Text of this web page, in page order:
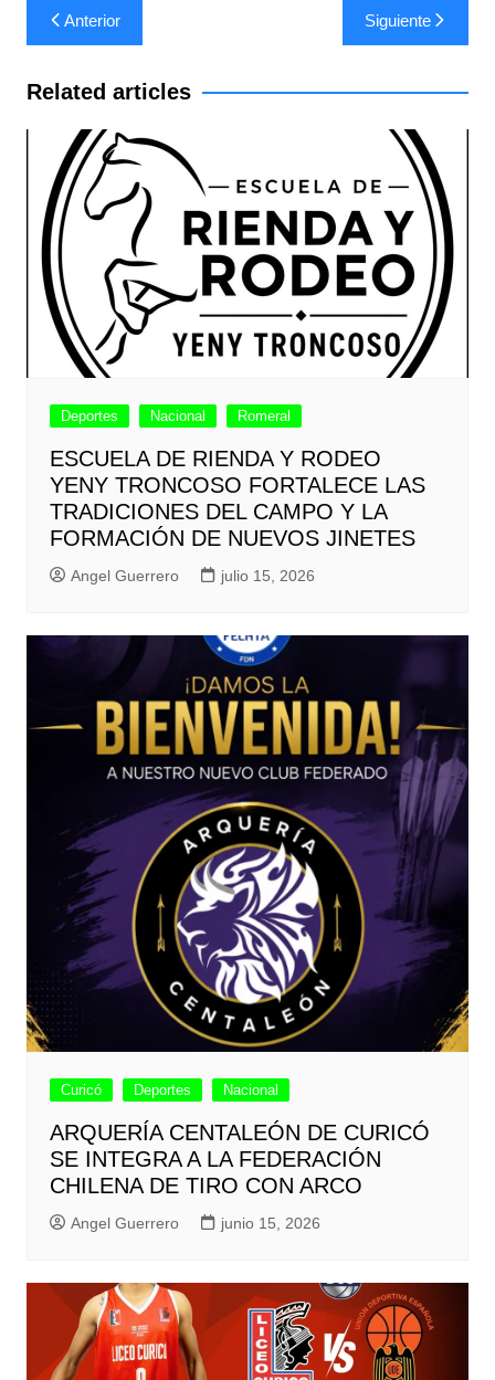
Navegación
de
entradas
Anterior Siguiente
Related articles
Deportes Nacional Romeral
ESCUELA DE RIENDA Y RODEO
YENY TRONCOSO FORTALECE LAS
TRADICIONES DEL CAMPO Y LA
FORMACIÓN DE NUEVOS JINETES
Angel Guerrero julio 15, 2026
Curicó Deportes Nacional
ARQUERÍA CENTALEÓN DE CURICÓ
SE INTEGRA A LA FEDERACIÓN
CHILENA DE TIRO CON ARCO
Angel Guerrero junio 15, 2026